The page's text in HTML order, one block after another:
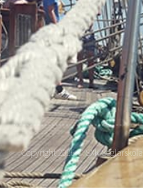
Copyright 2026 © SXK Seglarskola